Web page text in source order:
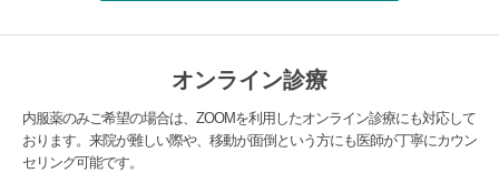
オンライン診療
内服薬のみご希望の場合は、ZOOMを利用したオンライン診療にも対応して
おります。来院が難しい際や、移動が面倒という方にも医師が丁寧にカウン
セリング可能です。